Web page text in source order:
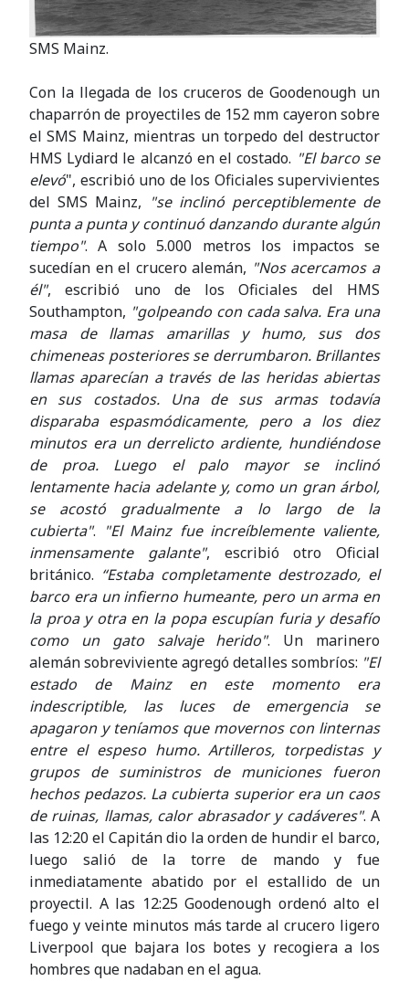
SMS Mainz.
Con la llegada de los cruceros de Goodenough un
chaparrón de proyectiles de 152 mm cayeron sobre
el SMS Mainz, mientras un torpedo del destructor
HMS Lydiard le alcanzó en el costado. "El barco se
elevó", escribió uno de los Oficiales supervivientes
del SMS Mainz, "se inclinó perceptiblemente de
punta a punta y continuó danzando durante algún
tiempo". A solo 5.000 metros los impactos se
sucedían en el crucero alemán, "Nos acercamos a
él", escribió uno de los Oficiales del HMS
Southampton, "golpeando con cada salva. Era una
masa de llamas amarillas y humo, sus dos
chimeneas posteriores se derrumbaron. Brillantes
llamas aparecían a través de las heridas abiertas
en sus costados. Una de sus armas todavía
disparaba espasmódicamente, pero a los diez
minutos era un derrelicto ardiente, hundiéndose
de proa. Luego el palo mayor se inclinó
lentamente hacia adelante y, como un gran árbol,
se acostó gradualmente a lo largo de la
cubierta". "El Mainz fue increíblemente valiente,
inmensamente galante", escribió otro Oficial
británico. “Estaba completamente destrozado, el
barco era un infierno humeante, pero un arma en
la proa y otra en la popa escupían furia y desafío
como un gato salvaje herido". Un marinero
alemán sobreviviente agregó detalles sombríos: "El
estado de Mainz en este momento era
indescriptible, las luces de emergencia se
apagaron y teníamos que movernos con linternas
entre el espeso humo. Artilleros, torpedistas y
grupos de suministros de municiones fueron
hechos pedazos. La cubierta superior era un caos
de ruinas, llamas, calor abrasador y cadáveres". A
las 12:20 el Capitán dio la orden de hundir el barco,
luego salió de la torre de mando y fue
inmediatamente abatido por el estallido de un
proyectil. A las 12:25 Goodenough ordenó alto el
fuego y veinte minutos más tarde al crucero ligero
Liverpool que bajara los botes y recogiera a los
hombres que nadaban en el agua.